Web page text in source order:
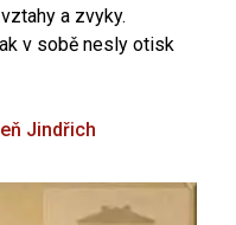
a zvyky.
v sobě nesly otisk
Jindřich